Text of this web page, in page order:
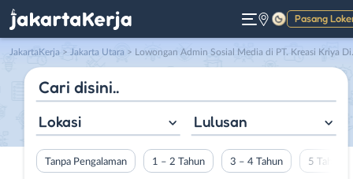
Pasang
Gelap
JakartaKerja > Jakarta Utara > Lowongan Admin Sosial Media di PT. Kreasi Kriya Digital
Lokasi Lulusan
Tanpa Pengalaman 1 – 2 Tahun 3 – 4 Tahun 5 Tahun